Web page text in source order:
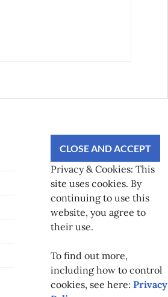
Privacy & Cookies: This
site uses cookies. By
continuing to use this
website, you agree to
their use.
To find out more,
including how to control
cookies, see here: Privacy